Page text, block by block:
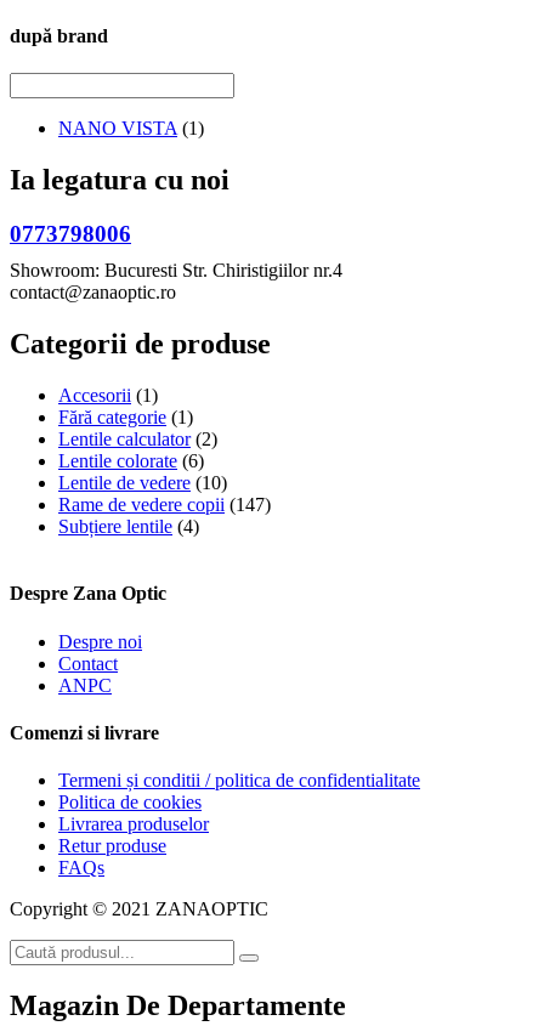
după brand
NANO VISTA (1)
Ia legatura cu noi
0773798006
Showroom: Bucuresti Str. Chiristigiilor nr.4
contact@zanaoptic.ro
Categorii de produse
Accesorii (1)
Fără categorie (1)
Lentile calculator (2)
Lentile colorate (6)
Lentile de vedere (10)
Rame de vedere copii (147)
Subțiere lentile (4)
Despre Zana Optic
Despre noi
Contact
ANPC
Comenzi si livrare
Termeni și conditii / politica de confidentialitate
Politica de cookies
Livrarea produselor
Retur produse
FAQs
Copyright © 2021 ZANAOPTIC
Magazin De Departamente